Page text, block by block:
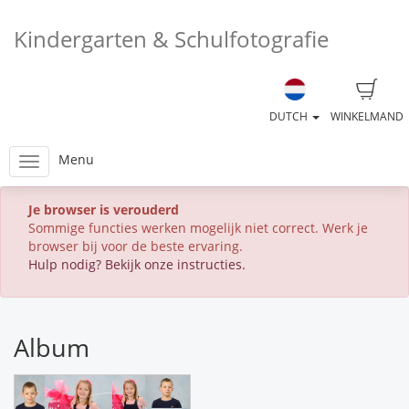
Kindergarten & Schulfotografie
WINKELMAND
DUTCH
Menu
Je browser is verouderd
Sommige functies werken mogelijk niet correct. Werk je
browser bij voor de beste ervaring.
Hulp nodig? Bekijk onze instructies.
Album